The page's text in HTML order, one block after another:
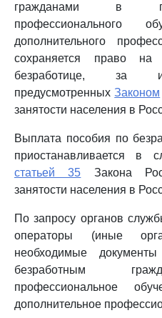
гражданами в
профессионального
дополнительного
сохраняется право
безработице, за
предусмотренныхЗаконом
занятости населения в
Выплата пособия по
приостанавливается в
статьей 35 Закона
занятости населения в
По запросу органов
операторы (иные
необходимые
безработным
профессиональное
дополнительное